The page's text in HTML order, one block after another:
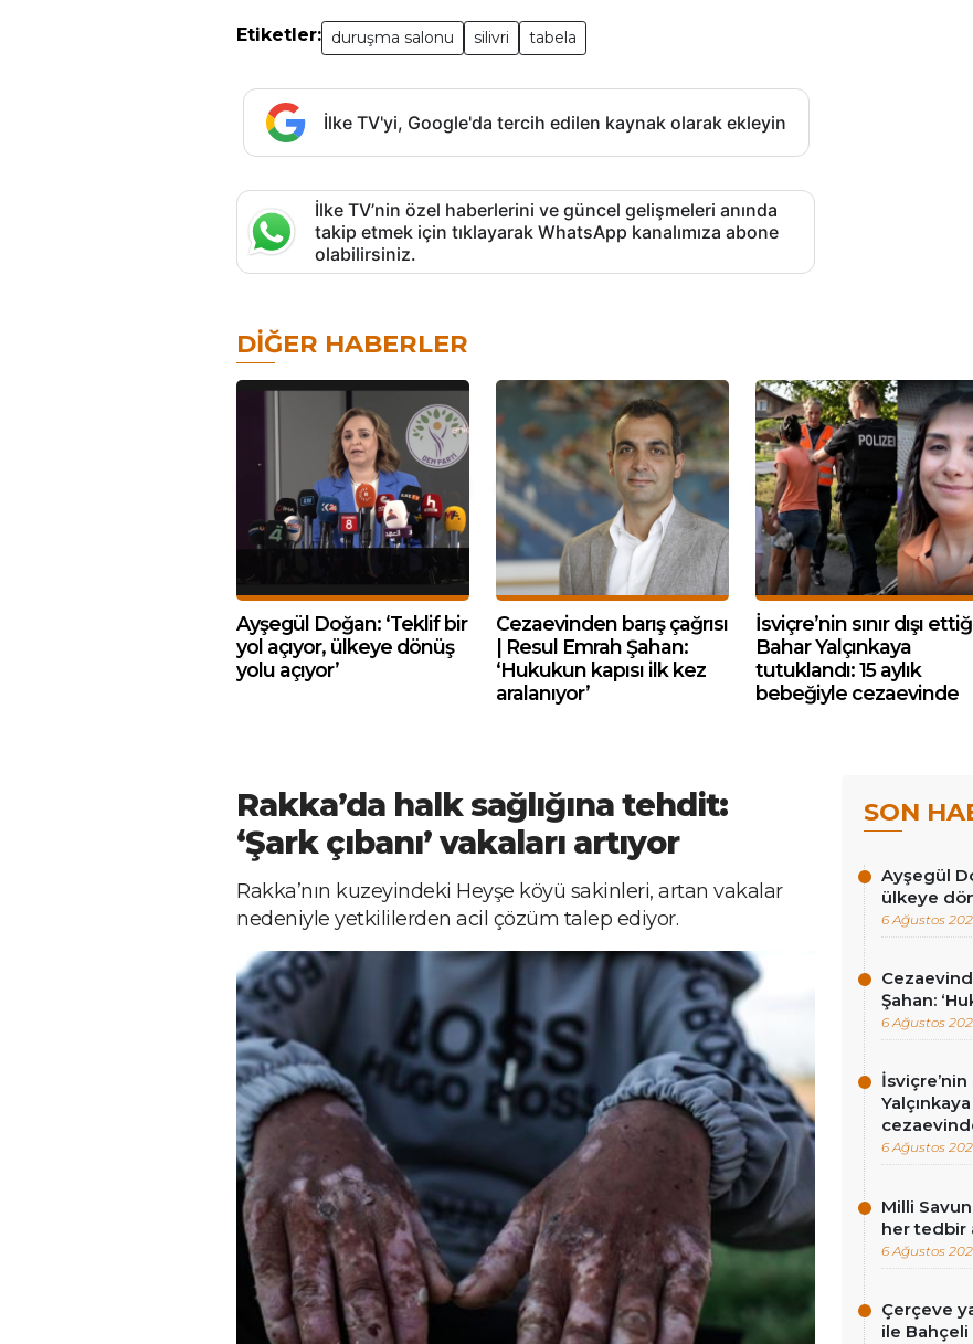
Etiketler: duruşma salonu silivri tabela
İlke TV'yi, Google'da tercih edilen kaynak olarak ekleyin
İlke TV’nin özel haberlerini ve güncel gelişmeleri anında
takip etmek için tıklayarak WhatsApp kanalımıza abone
olabilirsiniz.
DIĞER HABERLER
Ayşegül Doğan: ‘Teklif bir
yol açıyor, ülkeye dönüş
yolu açıyor’
Cezaevinden barış çağrısı
| Resul Emrah Şahan:
‘Hukukun kapısı ilk kez
aralanıyor’
İsviçre’nin sınır dışı
Bahar Yalçınkaya
tutuklandı: 15 aylık
bebeğiyle cezaevinde
Rakka’da halk sağlığına tehdit:
‘Şark çıbanı’ vakaları artıyor
Rakka’nın kuzeyindeki Heyşe köyü sakinleri, artan vakalar
nedeniyle yetkililerden acil çözüm talep ediyor.
SON
Ayşegül
ülkeye
6 Ağustos
Şahan:
6 Ağustos
İsviçre’nin
6 Ağustos
Milli
her tedbir
6 Ağustos
Çerçeve
ile